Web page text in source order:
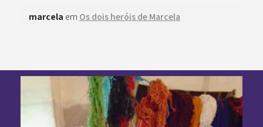
marcela em Os dois heróis de Marcela